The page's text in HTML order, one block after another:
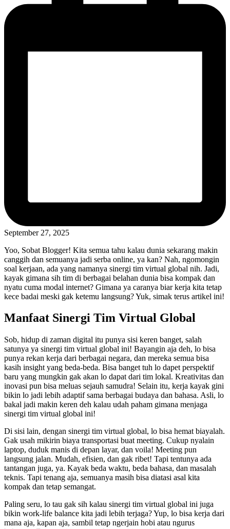
September 27, 2025
Yoo, Sobat Blogger! Kita semua tahu kalau dunia sekarang makin
canggih dan semuanya jadi serba online, ya kan? Nah, ngomongin
soal kerjaan, ada yang namanya sinergi tim virtual global nih. Jadi,
kayak gimana sih tim di berbagai belahan dunia bisa kompak dan
nyatu cuma modal internet? Gimana ya caranya biar kerja kita tetap
kece badai meski gak ketemu langsung? Yuk, simak terus artikel ini!
Manfaat Sinergi Tim Virtual Global
Sob, hidup di zaman digital itu punya sisi keren banget, salah
satunya ya sinergi tim virtual global ini! Bayangin aja deh, lo bisa
punya rekan kerja dari berbagai negara, dan mereka semua bisa
kasih insight yang beda-beda. Bisa banget tuh lo dapet perspektif
baru yang mungkin gak akan lo dapat dari tim lokal. Kreativitas dan
inovasi pun bisa meluas sejauh samudra! Selain itu, kerja kayak gini
bikin lo jadi lebih adaptif sama berbagai budaya dan bahasa. Asli, lo
bakal jadi makin keren deh kalau udah paham gimana menjaga
sinergi tim virtual global ini!
Di sisi lain, dengan sinergi tim virtual global, lo bisa hemat biayalah.
Gak usah mikirin biaya transportasi buat meeting. Cukup nyalain
laptop, duduk manis di depan layar, dan voila! Meeting pun
langsung jalan. Mudah, efisien, dan gak ribet! Tapi tentunya ada
tantangan juga, ya. Kayak beda waktu, beda bahasa, dan masalah
teknis. Tapi tenang aja, semuanya masih bisa diatasi asal kita
kompak dan tetap semangat.
Paling seru, lo tau gak sih kalau sinergi tim virtual global ini juga
bikin work-life balance kita jadi lebih terjaga? Yup, lo bisa kerja dari
mana aja, kapan aja, sambil tetap ngerjain hobi atau ngurus